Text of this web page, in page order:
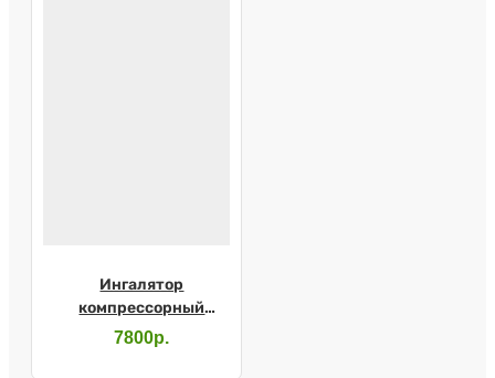
Ингалятор
компрессорный
OMRON CompAir NE-
7800р.